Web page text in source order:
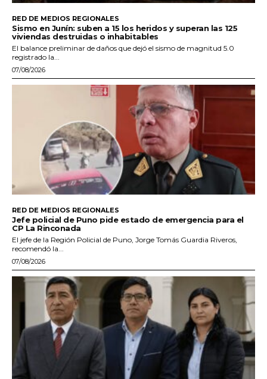
RED DE MEDIOS REGIONALES
Sismo en Junín: suben a 15 los heridos y superan las 125
viviendas destruidas o inhabitables
El balance preliminar de daños que dejó el sismo de magnitud 5.0
registrado la...
07/08/2026
RED DE MEDIOS REGIONALES
Jefe policial de Puno pide estado de emergencia para el
CP La Rinconada
El jefe de la Región Policial de Puno, Jorge Tomás Guardia Riveros,
recomendó la...
07/08/2026